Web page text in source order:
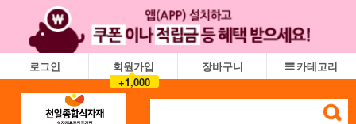
로그인
회원가입
+1,000
장바구니 카테고리